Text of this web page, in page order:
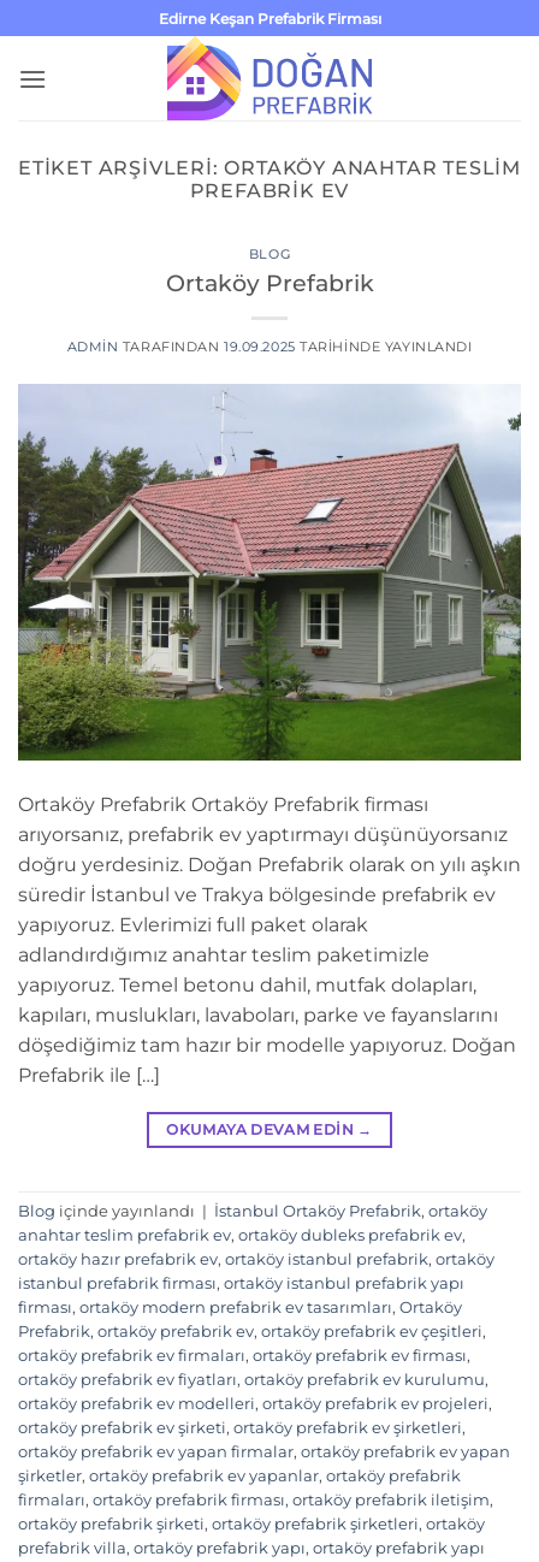
atla
Edirne Keşan Prefabrik Firması
ETIKET ARŞIVLERI:ORTAKÖY ANAHTAR TESLIM
PREFABRIK EV
BLOG
Ortaköy Prefabrik
ADMIN TARAFINDAN 19.09.2025 TARIHINDE YAYINLANDI
Ortaköy Prefabrik Ortaköy Prefabrik firması
arıyorsanız, prefabrik ev yaptırmayı düşünüyorsanız
doğru yerdesiniz. Doğan Prefabrik olarak on yılı aşkın
süredir İstanbul ve Trakya bölgesinde prefabrik ev
yapıyoruz. Evlerimizi full paket olarak
adlandırdığımız anahtar teslim paketimizle
yapıyoruz. Temel betonu dahil, mutfak dolapları,
kapıları, muslukları, lavaboları, parke ve fayanslarını
döşediğimiz tam hazır bir modelle yapıyoruz. Doğan
Prefabrik ile […]
OKUMAYA DEVAM EDIN →
Blog içinde yayınlandı | İstanbul Ortaköy Prefabrik, ortaköy
anahtar teslim prefabrik ev, ortaköy dubleks prefabrik ev,
ortaköy hazır prefabrik ev, ortaköy istanbul prefabrik, ortaköy
istanbul prefabrik firması, ortaköy istanbul prefabrik yapı
firması, ortaköy modern prefabrik ev tasarımları, Ortaköy
Prefabrik, ortaköy prefabrik ev, ortaköy prefabrik ev çeşitleri,
ortaköy prefabrik ev firmaları, ortaköy prefabrik ev firması,
ortaköy prefabrik ev fiyatları, ortaköy prefabrik ev kurulumu,
ortaköy prefabrik ev modelleri, ortaköy prefabrik ev projeleri,
ortaköy prefabrik ev şirketi, ortaköy prefabrik ev şirketleri,
ortaköy prefabrik ev yapan firmalar, ortaköy prefabrik ev yapan
şirketler, ortaköy prefabrik ev yapanlar, ortaköy prefabrik
firmaları, ortaköy prefabrik firması, ortaköy prefabrik iletişim,
ortaköy prefabrik şirketi, ortaköy prefabrik şirketleri, ortaköy
prefabrik villa, ortaköy prefabrik yapı, ortaköy prefabrik yapı